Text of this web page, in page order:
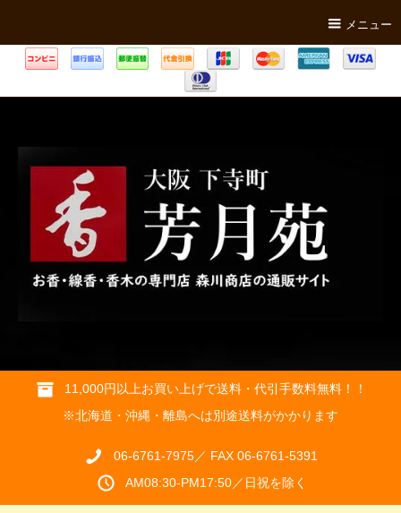
メニュー
11,000円以上お買い上げで送料・代引手数料無料！！
※北海道・沖縄・離島へは別途送料がかかります
06-6761-7975／ FAX 06-6761-5391
AM08:30-PM17:50／日祝を除く